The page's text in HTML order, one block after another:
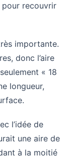
recouvrir
importante.
donc l’aire
« 18
longueur,
l’idée de
une aire de
à la moitié